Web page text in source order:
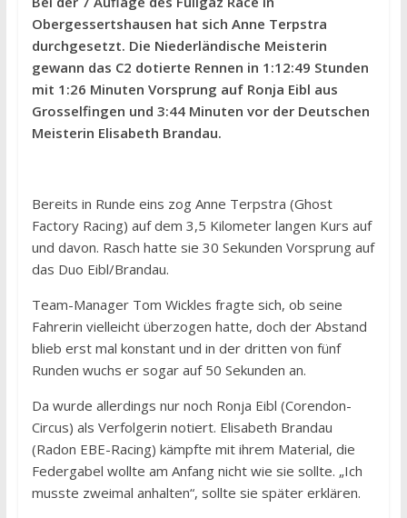
Obergessertshausen hat sich Anne Terpstra
durchgesetzt. Die Niederländische Meisterin
gewann das C2 dotierte Rennen in 1:12:49 Stunden
mit 1:26 Minuten Vorsprung auf Ronja Eibl aus
Grosselfingen und 3:44 Minuten vor der Deutschen
Meisterin Elisabeth Brandau.
Bereits in Runde eins zog Anne Terpstra (Ghost
Factory Racing) auf dem 3,5 Kilometer langen Kurs auf
und davon. Rasch hatte sie 30 Sekunden Vorsprung auf
das Duo Eibl/Brandau.
Team-Manager Tom Wickles fragte sich, ob seine
Fahrerin vielleicht überzogen hatte, doch der Abstand
blieb erst mal konstant und in der dritten von fünf
Runden wuchs er sogar auf 50 Sekunden an.
Da wurde allerdings nur noch Ronja Eibl (Corendon-
Circus) als Verfolgerin notiert. Elisabeth Brandau
(Radon EBE-Racing) kämpfte mit ihrem Material, die
Federgabel wollte am Anfang nicht wie sie sollte. „Ich
musste zweimal anhalten“, sollte sie später erklären.